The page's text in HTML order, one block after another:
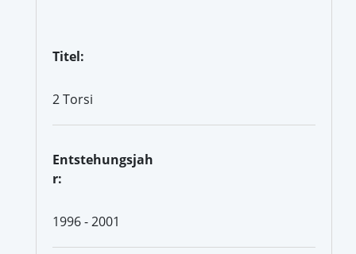
Titel:
2 Torsi
Entstehungsjah
r:
1996 - 2001